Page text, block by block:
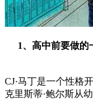
1、高中前要做的
CJ·马丁是一个性格
克里斯蒂·鲍尔斯从